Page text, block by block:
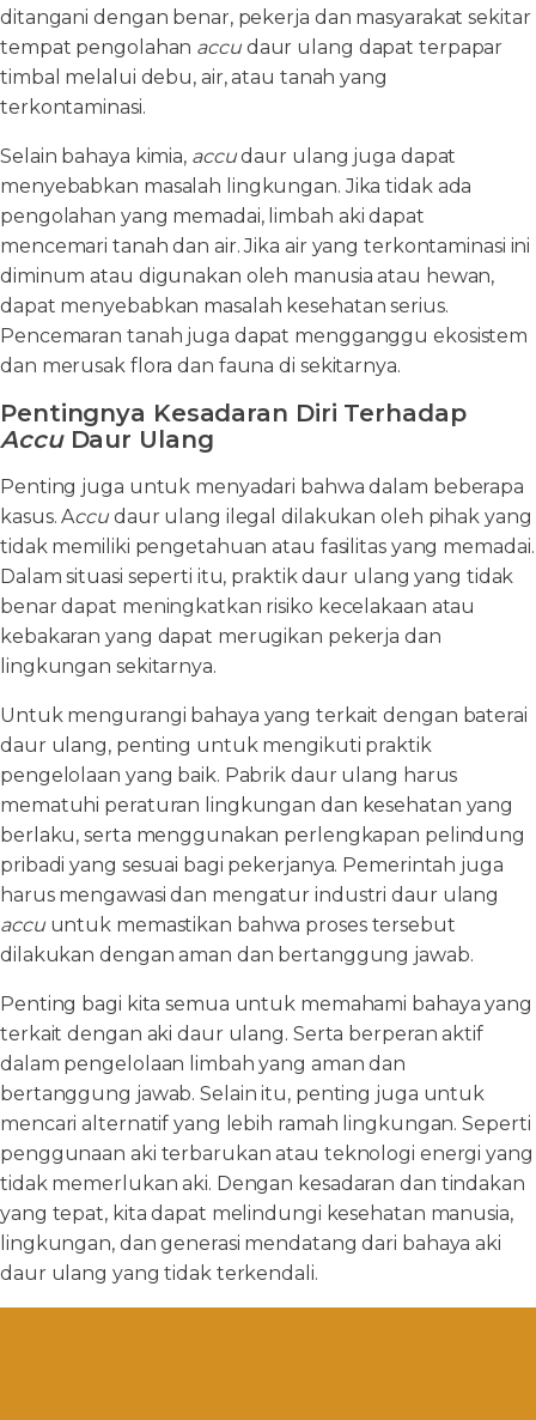
ditangani dengan benar, pekerja dan masyarakat sekitar
tempat pengolahan accudaur ulang dapat terpapar
timbal melalui debu, air, atau tanah yang
terkontaminasi.
Selain bahaya kimia, accudaur ulang juga dapat
menyebabkan masalah lingkungan. Jika tidak ada
pengolahan yang memadai, limbah aki dapat
mencemari tanah dan air. Jika air yang terkontaminasi ini
diminum atau digunakan oleh manusia atau hewan,
dapat menyebabkan masalah kesehatan serius.
Pencemaran tanah juga dapat mengganggu ekosistem
dan merusak flora dan fauna di sekitarnya.
Pentingnya Kesadaran Diri Terhadap
AccuDaur Ulang
Penting juga untuk menyadari bahwa dalam beberapa
kasus. Accudaur ulang ilegal dilakukan oleh pihak yang
tidak memiliki pengetahuan atau fasilitas yang memadai.
Dalam situasi seperti itu, praktik daur ulang yang tidak
benar dapat meningkatkan risiko kecelakaan atau
kebakaran yang dapat merugikan pekerja dan
lingkungan sekitarnya.
Untuk mengurangi bahaya yang terkait dengan baterai
daur ulang, penting untuk mengikuti praktik
pengelolaan yang baik. Pabrik daur ulang harus
mematuhi peraturan lingkungan dan kesehatan yang
berlaku, serta menggunakan perlengkapan pelindung
pribadi yang sesuai bagi pekerjanya. Pemerintah juga
harus mengawasi dan mengatur industri daur ulang
accuuntuk memastikan bahwa proses tersebut
dilakukan dengan aman dan bertanggung jawab.
Penting bagi kita semua untuk memahami bahaya yang
terkait dengan aki daur ulang. Serta berperan aktif
dalam pengelolaan limbah yang aman dan
bertanggung jawab. Selain itu, penting juga untuk
mencari alternatif yang lebih ramah lingkungan. Seperti
penggunaan aki terbarukan atau teknologi energi yang
tidak memerlukan aki. Dengan kesadaran dan tindakan
yang tepat, kita dapat melindungi kesehatan manusia,
lingkungan, dan generasi mendatang dari bahaya aki
daur ulang yang tidak terkendali.